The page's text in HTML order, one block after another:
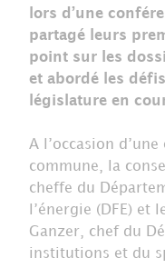
lors d’une
partagé leurs
point sur les
et abordé les
législature en
A l’occasion
commune, la
cheffe du
l’énergie (DFE) et
Ganzer, chef du
institutions et du